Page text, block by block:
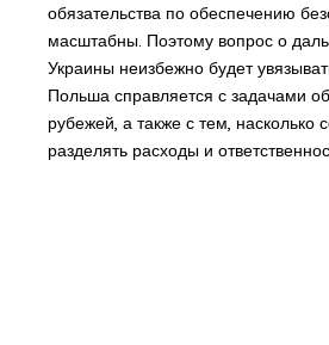
обязательства по обеспечению
масштабны. Поэтому вопрос о
Украины неизбежно будет
Польша справляется с задачами
рубежей, а также с тем, насколько
разделять расходы и